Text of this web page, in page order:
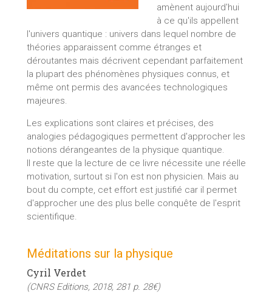
amènent aujourd'hui
à ce qu'ils appellent
l'univers quantique : univers dans lequel nombre de
théories apparaissent comme étranges et
déroutantes mais décrivent cependant parfaitement
la plupart des phénomènes physiques connus, et
même ont permis des avancées technologiques
majeures.
Les explications sont claires et précises, des
analogies pédagogiques permettent d'approcher les
notions dérangeantes de la physique quantique.
Il reste que la lecture de ce livre nécessite une réelle
motivation, surtout si l'on est non physicien. Mais au
bout du compte, cet effort est justifié car il permet
d'approcher une des plus belle conquête de l'esprit
scientifique.
Méditations sur la physique
Cyril Verdet
(CNRS Editions, 2018, 281 p. 28€)